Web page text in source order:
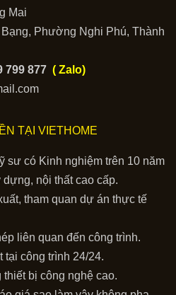
Mai
Phường Nghi Phú, Thành
799 877 ( Zalo)
TẠI VIETHOME
sư có Kinh nghiệm trên 10 năm
nội thất cao cấp.
tham quan dự án thực tế
liên quan đến công trình.
tại công trình 24/24.
bị công nghệ cao.